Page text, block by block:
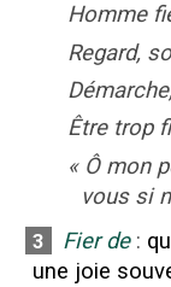
Homme
Regard,
Être trop
« Ô mon
vous si
3 Fier de :
une joie